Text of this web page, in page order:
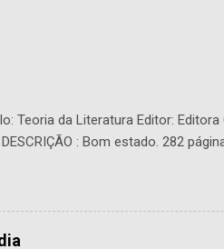
Teoria da Literatura Editor:
: Bom estado. 282